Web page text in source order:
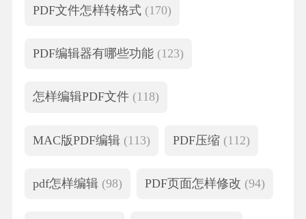
PDF文件怎样转格式 (170)
PDF编辑器有哪些功能 (123)
怎样编辑PDF文件 (118)
MAC版PDF编辑 (113) PDF压缩 (112)
pdf怎样编辑 (98) PDF页面怎样修改 (94)